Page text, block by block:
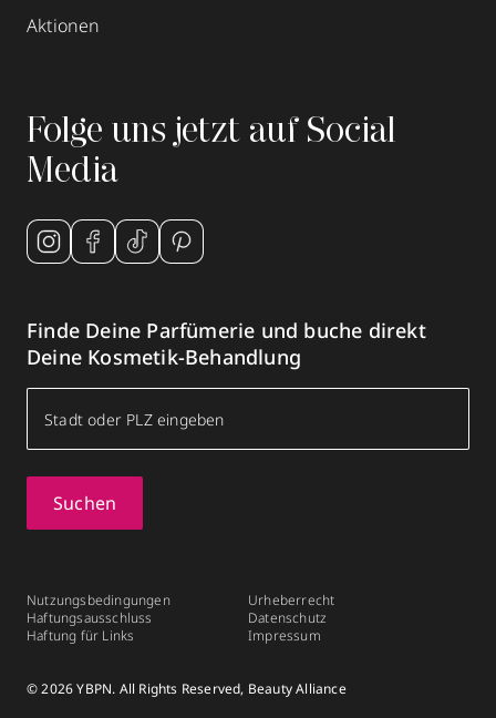
Aktionen
Folge uns jetzt auf Social
Media
Finde Deine Parfümerie und buche direkt
Deine Kosmetik-Behandlung
Suchen
Nutzungsbedingungen
Haftungsausschluss
Haftung für Links
Urheberrecht
Datenschutz
Impressum
© 2026 YBPN. All Rights Reserved, Beauty Alliance